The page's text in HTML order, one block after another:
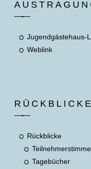
Jugendgästehaus-
Weblink
RÜCKBLICKE
Rückblicke
Tagebücher